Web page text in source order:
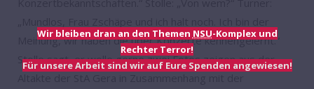
Meinung, wir haben die über Konzerte kennengelernt.“
Stolle sagt, er wolle gerne zwei Fotos zeigen aus der
Wir bleiben dran an den Themen NSU-Komplex und
Rechter Terror!
Für unsere Arbeit sind wir auf Eure Spenden angewiesen!